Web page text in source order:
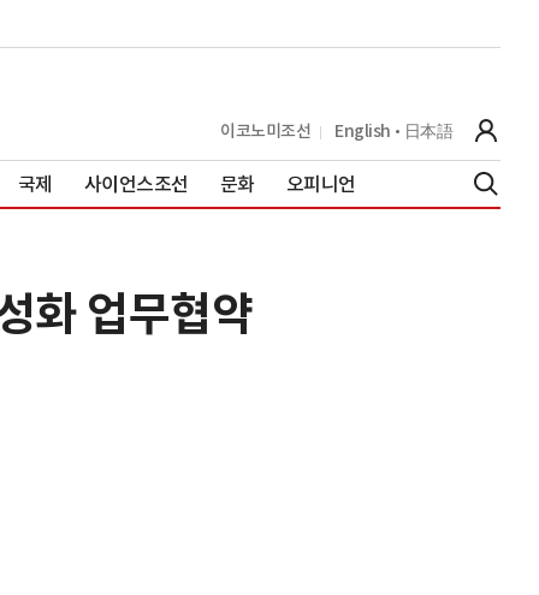
이코노미조선 English 日本語
국제 사이언스조선 문화 오피니언
화 업무협약